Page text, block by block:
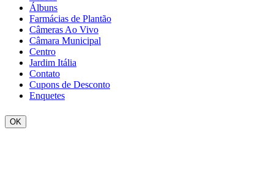
Álbuns
Farmácias de Plantão
Câmeras Ao Vivo
Câmara Municipal
Centro
Jardim Itália
Contato
Cupons de Desconto
Enquetes
OK